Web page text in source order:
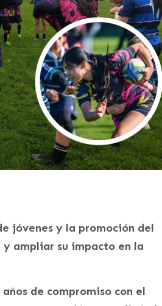
jóvenes y la promoción del
ampliar su impacto en la
de compromiso con el